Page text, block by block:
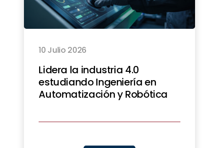
10 Julio 2026
Lidera la industria 4.0
estudiando Ingeniería en
Automatización y Robótica